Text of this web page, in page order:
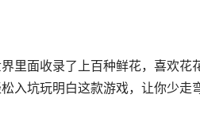
里面收录了上百种鲜花，喜欢花
入坑玩明白这款游戏，让你少走